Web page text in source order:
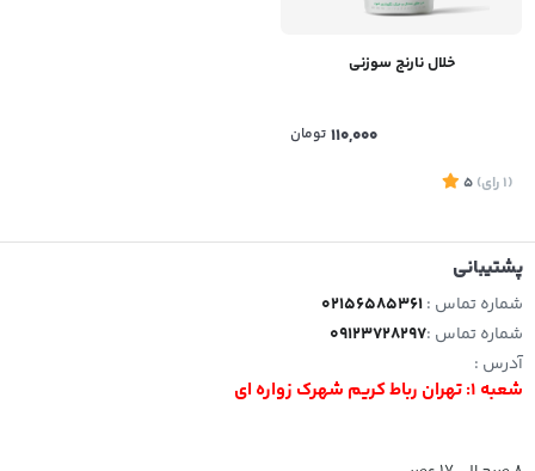
خلال نارنج سوزنی
110,000 تومان
(1 رای)
5
پشتیبانی
شماره تماس :02156585361
شماره تماس :09123728297
آدرس :
شعبه 1: تهران رباط کریم شهرک زواره ای